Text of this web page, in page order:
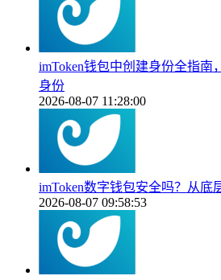
imToken钱包中创建身份全指南
身份
2026-08-07 11:28:00
imToken数字钱包安全吗？从底
2026-08-07 09:58:53